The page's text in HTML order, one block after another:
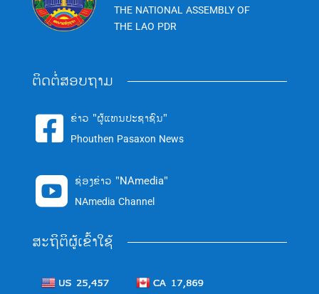
THE NATIONAL ASSEMBLY OF
THE LAO PDR
ຕິດຕໍ່ສອບຖາມ
 ຂ່າວ "ຜູ້ແທນປະຊາຊົນ"
Phouthen Pasaxon News
 ຊ່ອງຂ່າວ "NAmedia"
NAmedia Channel
ສະຖິຕິຜູ້ເຂົ້າໃຊ້